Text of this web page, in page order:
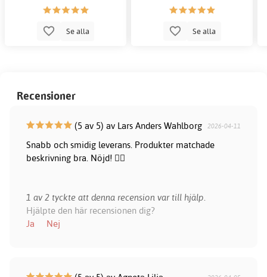
Se alla Se alla
Recensioner
(5 av 5) av Lars Anders Wahlborg 2026-04-11
Snabb och smidig leverans. Produkter matchade
beskrivning bra. Nöjd! 👍🏻
1 av 2 tyckte att denna recension var till hjälp.
Hjälpte den här recensionen dig?
Ja
Nej